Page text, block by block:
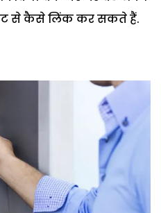
से कैसे लिंक कर सकते हैं.